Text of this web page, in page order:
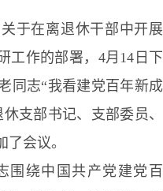
g
t
i
o
n
于在离退休干部中开展
工作的部署，4月14日下
同志“我看建党百年新成
支部书记、支部委员、
会议。
围绕中国共产党建党百